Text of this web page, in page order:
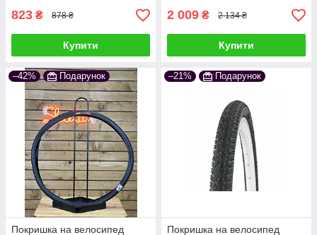
Тип протектора
Гладкий малюнок часто наноситься на міські
велосипедні шини, він підходить для асфальту та
тихої їзди. Напівслік універсальний – підходить для
міста та парку, а виражені грунтозачепи обирають
для лісових доріжок, бруду та підйомів, де важливе
посилене зчеплення.
823 ₴ 878 ₴
Купити
2 009 ₴ 2 134 ₴
Купити
–42% Подарунок
Покришка на велосипед
–21% Подарунок
Покришка на велосипед